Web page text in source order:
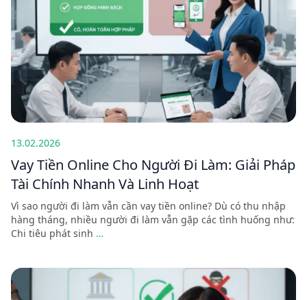
13.02.2026
Vay Tiền Online Cho Người Đi Làm: Giải Pháp
Tài Chính Nhanh Và Linh Hoạt
Vì sao người đi làm vẫn cần vay tiền online? Dù có thu nhập
hàng tháng, nhiều người đi làm vẫn gặp các tình huống như:
Chi tiêu phát sinh …